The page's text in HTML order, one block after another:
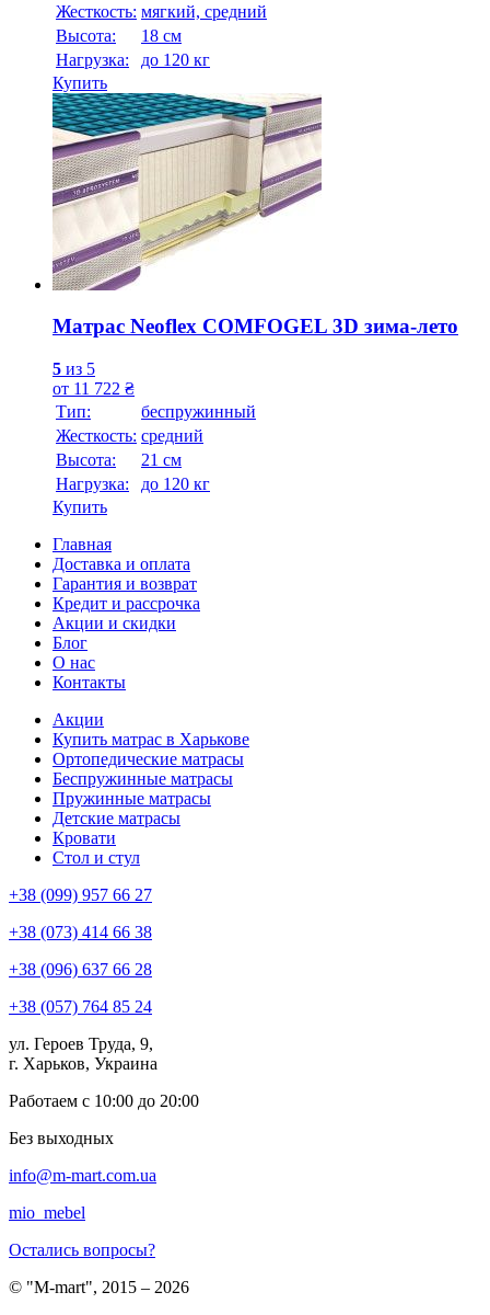
Жесткость: мягкий, средний
Высотa:
18 см
Нагрузка:
до 120 кг
Купить
Матрас Neoflex COMFOGEL 3D зима-лето
5 из 5
от 11 722 ₴
Тип:
беспружинный
Жесткость: средний
Высотa:
21 см
Нагрузка:
до 120 кг
Купить
Главная
Доставка и оплата
Гарантия и возврат
Кредит и рассрочка
Акции и скидки
Блог
О нас
Контакты
Акции
Купить матрас в Харькове
Ортопедические матрасы
Беспружинные матрасы
Пружинные матрасы
Детские матрасы
Кровати
Стол и стул
+38 (099) 957 66 27
+38 (073) 414 66 38
+38 (096) 637 66 28
+38 (057) 764 85 24
ул. Героев Труда, 9,
г. Харьков, Украина
Работаем с 10:00 до 20:00
Без выходных
info@m-mart.com.ua
mio_mebel
Остались вопросы?
© "M-mart", 2015 – 2026